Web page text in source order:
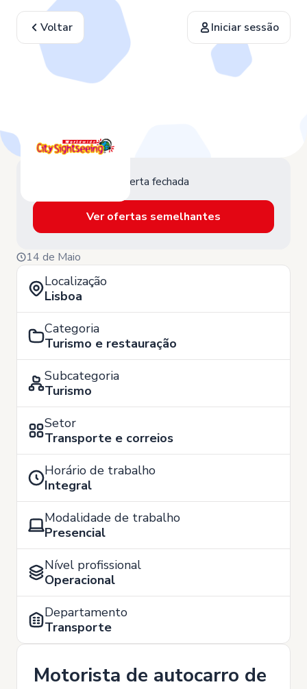
Voltar Iniciar sessão
Oferta fechada
Ver ofertas semelhantes
14 de Maio
Localização
Lisboa
Categoria
Turismo e restauração
Subcategoria
Turismo
Setor
Transporte e correios
Horário de trabalho
Integral
Modalidade de trabalho
Presencial
Nível profissional
Operacional
Departamento
Transporte
Motorista de autocarro de